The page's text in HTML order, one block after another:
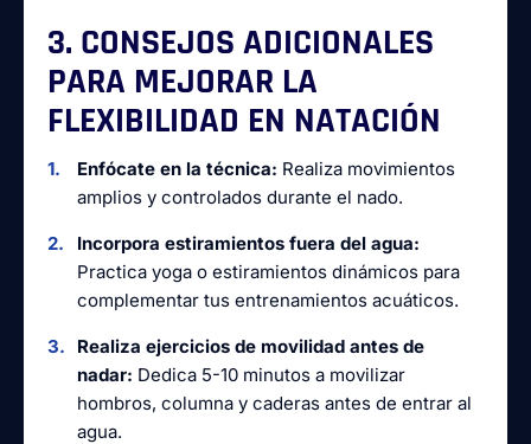
3. CONSEJOS ADICIONALES
PARA MEJORAR LA
FLEXIBILIDAD EN NATACIÓN
Enfócate en la técnica: Realiza movimientos
amplios y controlados durante el nado.
Incorpora estiramientos fuera del agua:
Practica yoga o estiramientos dinámicos para
complementar tus entrenamientos acuáticos.
Realiza ejercicios de movilidad antes de
nadar: Dedica 5-10 minutos a movilizar
hombros, columna y caderas antes de entrar al
agua.